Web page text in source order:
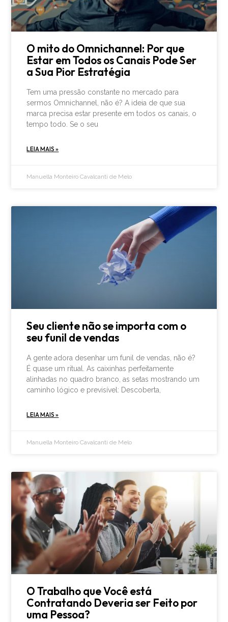
O mito do Omnichannel: Por que
Estar em Todos os Canais Pode Ser
a Sua Pior Estratégia
Tem uma pressão constante no mercado para
sermos Omnichannel, não é? A ideia de que sua
marca precisa estar presente em todos os canais, o
tempo todo. Se o seu
LEIA MAIS »
Manuella Monteiro Cavalcanti de Melo
Seu cliente não se importa com o
seu funil de vendas
A gente adora desenhar um funil de vendas, não é?
É quase um ritual. As caixinhas perfeitamente
alinhadas no quadro branco, as setas mostrando um
caminho lógico e previsível: Descoberta,
LEIA MAIS »
Manuella Monteiro Cavalcanti de Melo
O Trabalho que Você está
Contratando Deveria ser Feito por
uma Pessoa?